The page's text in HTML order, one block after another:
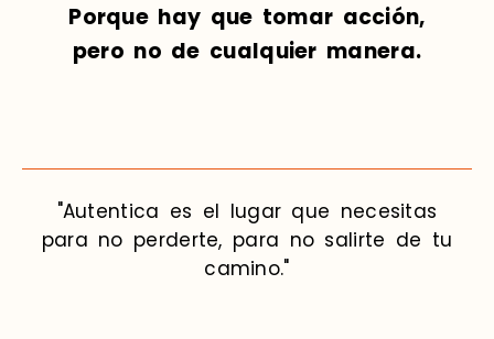
Porque hay que tomar acción,
pero no de cualquier manera.
"Autentica es el lugar que necesitas
para no perderte, para no salirte de tu
camino."